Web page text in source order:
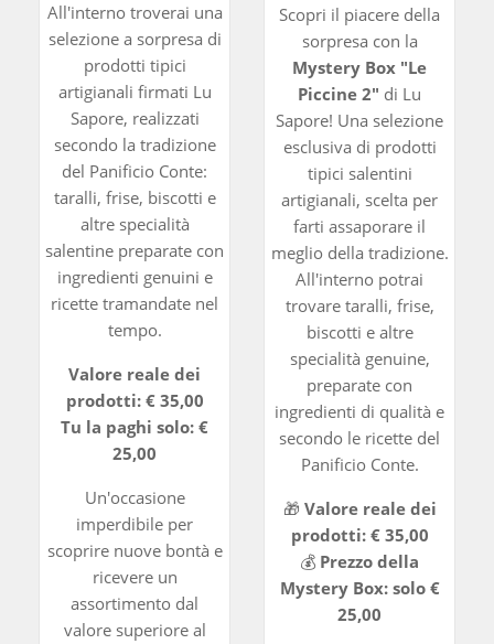
All'interno troverai una
selezione a sorpresa di
prodotti tipici
artigianali firmati Lu
Sapore, realizzati
secondo la tradizione
del Panificio Conte:
taralli, frise, biscotti e
altre specialità
salentine preparate con
ingredienti genuini e
ricette tramandate nel
tempo.
Valore reale dei
prodotti: € 35,00
Tu la paghi solo: €
25,00
Un'occasione
imperdibile per
scoprire nuove bontà e
ricevere un
assortimento dal
valore superiore al
Scopri il piacere della
sorpresa con la
Mystery Box "Le
Piccine 2" di Lu
Sapore! Una selezione
esclusiva di prodotti
tipici salentini
artigianali, scelta per
farti assaporare il
meglio della tradizione.
All'interno potrai
trovare taralli, frise,
biscotti e altre
specialità genuine,
preparate con
ingredienti di qualità e
secondo le ricette del
Panificio Conte.
🎁 Valore reale dei
prodotti: € 35,00
💰 Prezzo della
Mystery Box: solo €
25,00